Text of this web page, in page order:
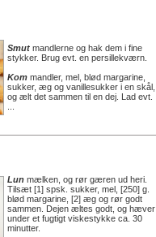
Smut mandlerne og hak dem i fine
stykker. Brug evt. en persillekværn.
Kom mandler, mel, blød margarine,
sukker, æg og vanillesukker i en skål,
og ælt det sammen til en dej. Lad evt.
Lun mælken, og rør gæren ud heri.
Tilsæt [1] spsk. sukker, mel, [250] g.
blød margarine, [2] æg og rør godt
sammen. Dejen æltes godt, og hæver
under et fugtigt viskestykke ca. 30
minutter.